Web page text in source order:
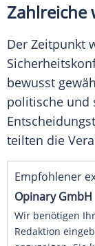
Zahlreiche
Der Zeitpunkt
bewusst
politische und
teilten die
Empfohlener
Opinary GmbH
Wir benötigen
Redaktion